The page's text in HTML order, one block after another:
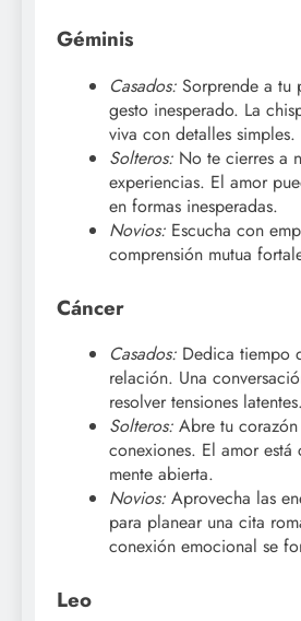
Géminis
Casados: Sorprende a tu
gesto inesperado. La
viva con detalles simples.
Solteros: No te cierres a
experiencias. El amor
en formas inesperadas.
Novios: Escucha con
comprensión mutua
Cáncer
Casados: Dedica tiempo
relación. Una
resolver tensiones latentes.
Solteros: Abre tu corazón
conexiones. El amor está
mente abierta.
Novios: Aprovecha las
para planear una cita
conexión emocional se
Leo